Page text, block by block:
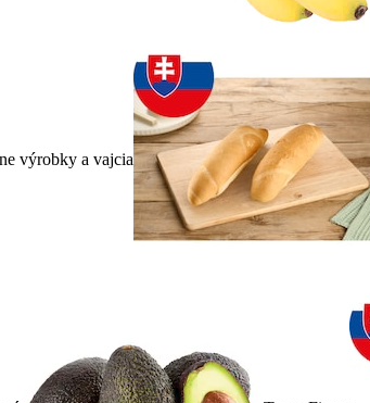
výrobky a vajcia